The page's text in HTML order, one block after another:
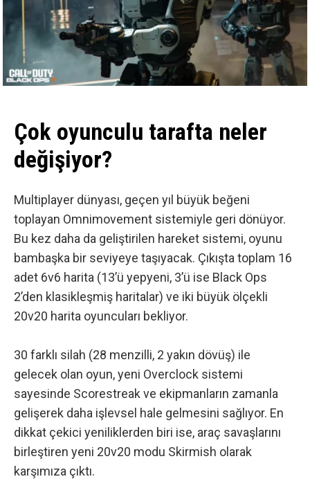
Çok oyunculu tarafta neler
değişiyor?
Multiplayer dünyası, geçen yıl büyük beğeni
toplayan Omnimovement sistemiyle geri dönüyor.
Bu kez daha da geliştirilen hareket sistemi, oyunu
bambaşka bir seviyeye taşıyacak. Çıkışta toplam 16
adet 6v6 harita (13’ü yepyeni, 3’ü ise Black Ops
2’den klasikleşmiş haritalar) ve iki büyük ölçekli
20v20 harita oyuncuları bekliyor.
30 farklı silah (28 menzilli, 2 yakın dövüş) ile
gelecek olan oyun, yeni Overclock sistemi
sayesinde Scorestreak ve ekipmanların zamanla
gelişerek daha işlevsel hale gelmesini sağlıyor. En
dikkat çekici yeniliklerden biri ise, araç savaşlarını
birleştiren yeni 20v20 modu Skirmish olarak
karşımıza çıktı.